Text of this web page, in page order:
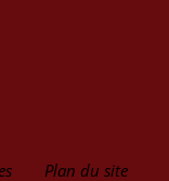
Plan du site